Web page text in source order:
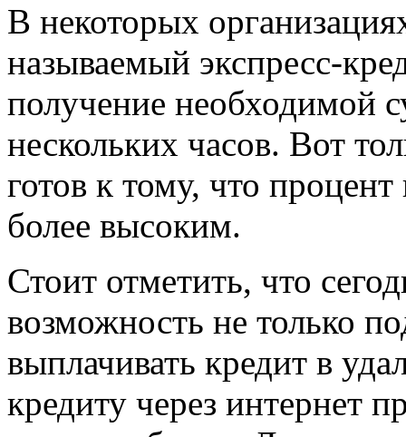
В некоторых
называемый экспресс-
получение необходимой
нескольких часов. Вот
готов к тому, что
более высоким.
Стоит отметить, что
возможность не только
выплачивать кредит в
кредиту через интернет